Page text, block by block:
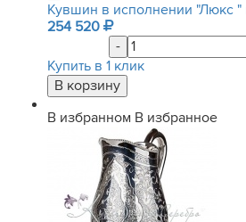
Кувшин в исполнении "Люкс "
254 520
-
Купить в 1 клик
В избранном В избранное